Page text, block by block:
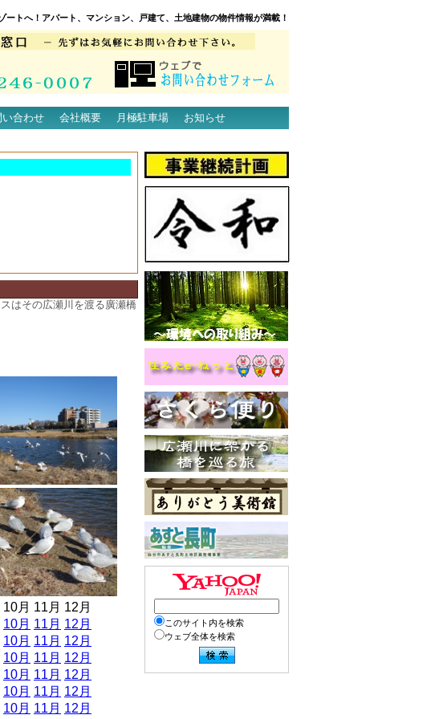
トへ！アパート、マンション、戸建て、土地建物の物件情報が満載！
い合わせ 会社概要 月極駐車場
お知らせ
はその広瀬川を渡る廣瀬橋
月 11月 12月
10月 11月 12月
10月 11月 12月
10月 11月 12月
10月 11月 12月
10月 11月 12月
10月 11月 12月
このサイト内を検索
ウェブ全体を検索